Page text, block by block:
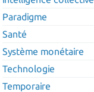
Paradigme
Santé
Système monétaire
Technologie
Temporaire